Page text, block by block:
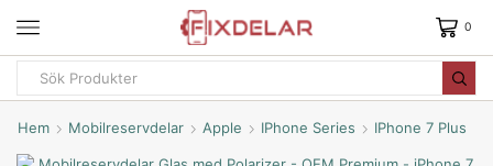
0
Hem Mobilreservdelar Apple IPhone Series IPhone 7 Plus